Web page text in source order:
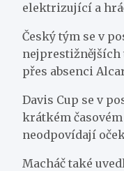
elektrizující a
Český tým se v
nejprestižnějších
přes absenci
Davis Cup se v
krátkém
neodpovídají
Macháč také